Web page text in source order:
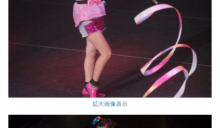
拡大画像表示